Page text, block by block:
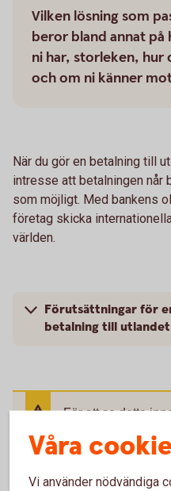
Vilken lösning som
beror bland annat på
ni har, storleken, hur
och om ni känner
När du gör en betalning till
intresse att betalningen når
som möjligt. Med bankens
företag skicka
världen.
Förutsättningar för
betalning till utlandet
För att se detta
och statistik.
Inställningar för
Våra
Vi använder nödvändiga